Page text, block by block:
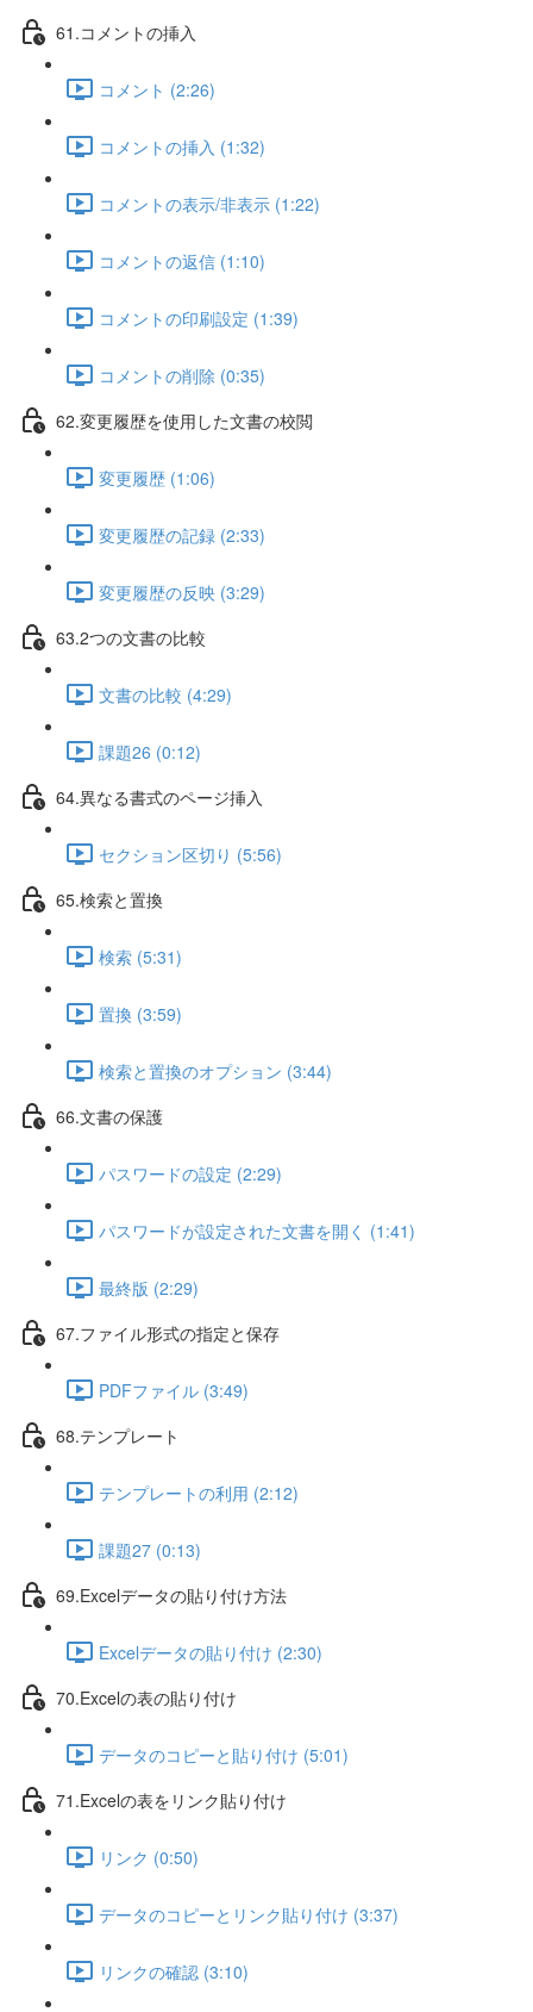
61.コメントの挿入
コメント (2:26)
コメントの挿入 (1:32)
コメントの表示/非表示 (1:22)
コメントの返信 (1:10)
コメントの印刷設定 (1:39)
コメントの削除 (0:35)
62.変更履歴を使用した文書の校閲
変更履歴 (1:06)
変更履歴の記録 (2:33)
変更履歴の反映 (3:29)
63.2つの文書の比較
文書の比較 (4:29)
課題26 (0:12)
64.異なる書式のページ挿入
セクション区切り (5:56)
65.検索と置換
検索 (5:31)
置換 (3:59)
検索と置換のオプション (3:44)
66.文書の保護
パスワードの設定 (2:29)
パスワードが設定された文書を開く (1:41)
最終版 (2:29)
67.ファイル形式の指定と保存
PDFファイル (3:49)
68.テンプレート
テンプレートの利用 (2:12)
課題27 (0:13)
69.Excelデータの貼り付け方法
Excelデータの貼り付け (2:30)
70.Excelの表の貼り付け
データのコピーと貼り付け (5:01)
71.Excelの表をリンク貼り付け
リンク (0:50)
データのコピーとリンク貼り付け (3:37)
リンクの確認 (3:10)